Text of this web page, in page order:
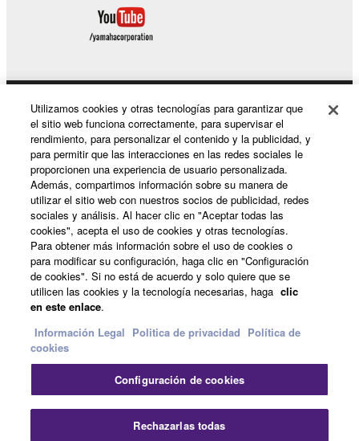
Productos y soluciones
Noticias
Acerca de Yamaha
España - Spanish
Consumer
Contacte con nosotrosTerminos de uso
Politica de privacidad
Política de cookies
Utilizamos cookies y otras tecnologías para garantizar que
el sitio web funciona correctamente, para supervisar el
rendimiento, para personalizar el contenido y la publicidad, y
para permitir que las interacciones en las redes sociales le
proporcionen una experiencia de usuario personalizada.
Además, compartimos información sobre su manera de
utilizar el sitio web con nuestros socios de publicidad, redes
sociales y análisis. Al hacer clic en "Aceptar todas las
cookies", acepta el uso de cookies y otras tecnologías.
Para obtener más información sobre el uso de cookies o
para modificar su configuración, haga clic en "Configuración
de cookies". Si no está de acuerdo y solo quiere que se
utilicen las cookies y la tecnología necesarias, haga clic
en este enlace.
Información Legal Politica de privacidad Política de
cookies
Configuración de cookies
Rechazarlas todas